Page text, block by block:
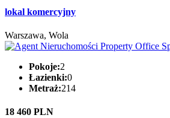
lokal komercyjny
Warszawa, Wola
Pokoje:2
Łazienki:0
Metraż:214
18 460 PLN